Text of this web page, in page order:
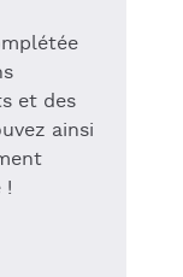
et des
ainsi
!